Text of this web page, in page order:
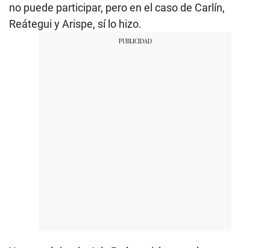
no puede participar, pero en el caso de Carlín,
Reátegui y Arispe, sí lo hizo.